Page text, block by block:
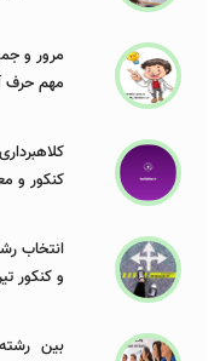
مهم حرف
کنکور و
و کنکور
بین